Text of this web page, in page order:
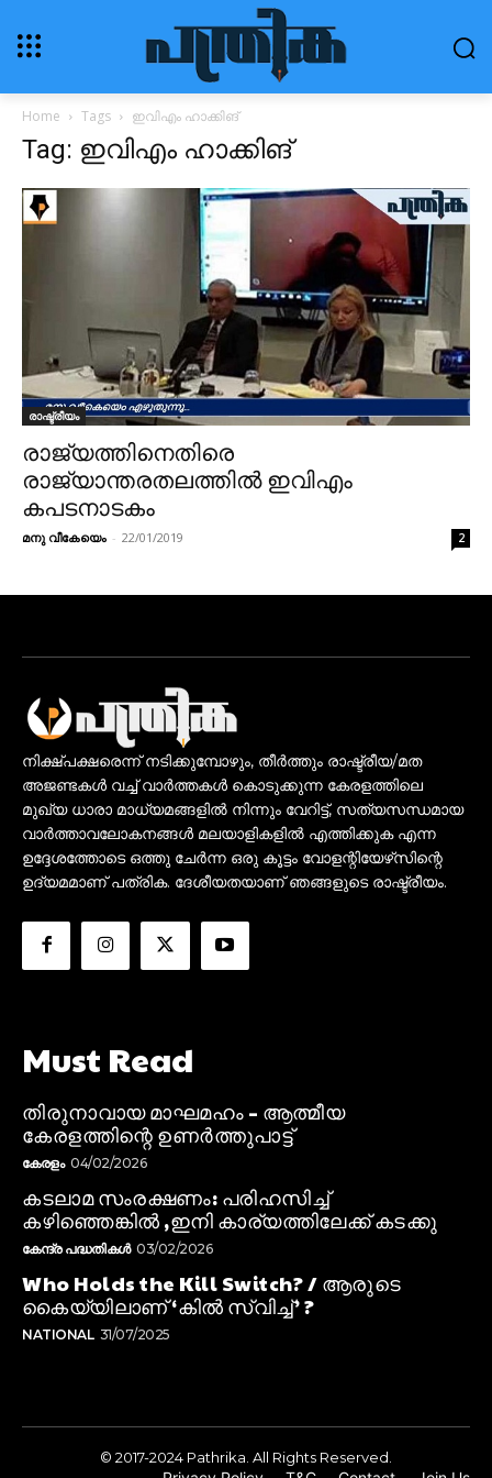
Home Tags ഇവിഎം ഹാക്കിങ്
Tag: ഇവിഎം ഹാക്കിങ്
രാഷ്ട്രീയം
രാജ്യത്തിനെതിരെ
രാജ്യാന്തരതലത്തില്‍ ഇവിഎം
കപടനാടകം
മനു വീകേയെം - 22/01/2019 2
നിക്ഷ്പക്ഷരെന്ന് നടിക്കുമ്പോഴും, തീർത്തും രാഷ്ട്രീയ/മത
അജണ്ടകൾ വച്ച് വാർത്തകൾ കൊടുക്കുന്ന കേരളത്തിലെ
മുഖ്യ ധാരാ മാധ്യമങ്ങളിൽ നിന്നും വേറിട്ട്, സത്യസന്ധമായ
വാർത്താവലോകനങ്ങൾ മലയാളികളിൽ എത്തിക്കുക എന്ന
ഉദ്ദേശത്തോടെ ഒത്തു ചേർന്ന ഒരു കൂട്ടം വോളന്റിയേഴ്‌സിന്റെ
ഉദ്യമമാണ് പത്രിക. ദേശീയതയാണ് ഞങ്ങളുടെ രാഷ്ട്രീയം.
Must Read
തിരുനാവായ മാഘമഹം – ആത്മീയ
കേരളത്തിന്റെ ഉണർത്തുപാട്ട്
കേരളം 04/02/2026
കടലാമ സംരക്ഷണം: പരിഹസിച്ച്
കഴിഞ്ഞെങ്കിൽ ,ഇനി കാര്യത്തിലേക്ക് കടക്കു
കേന്ദ്ര പദ്ധതികൾ 03/02/2026
Who Holds the Kill Switch? / ആരുടെ
കൈയ്യിലാണ് ‘കിൽ സ്വിച്ച്’ ?
NATIONAL 31/07/2025
© 2017-2024 Pathrika. All Rights Reserved.